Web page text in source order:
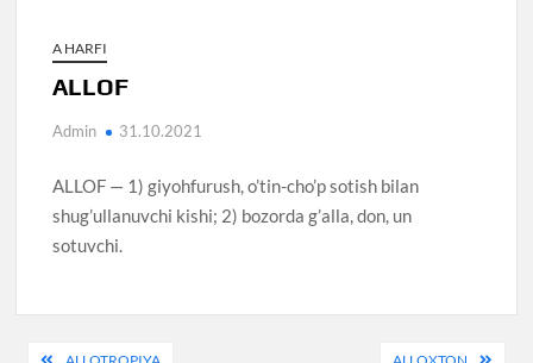
A HARFI
ALLOF
Admin 31.10.2021
ALLOF — 1) giyohfurush, o’tin-cho’p sotish bilan
shug’ullanuvchi kishi; 2) bozorda g’alla, don, un
sotuvchi.